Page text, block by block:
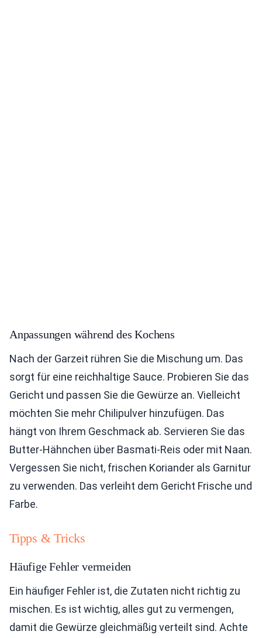
Anpassungen während des Kochens
Nach der Garzeit rühren Sie die Mischung um. Das
sorgt für eine reichhaltige Sauce. Probieren Sie das
Gericht und passen Sie die Gewürze an. Vielleicht
möchten Sie mehr Chilipulver hinzufügen. Das
hängt von Ihrem Geschmack ab. Servieren Sie das
Butter-Hähnchen über Basmati-Reis oder mit Naan.
Vergessen Sie nicht, frischen Koriander als Garnitur
zu verwenden. Das verleiht dem Gericht Frische und
Farbe.
Tipps & Tricks
Häufige Fehler vermeiden
Ein häufiger Fehler ist, die Zutaten nicht richtig zu
mischen. Es ist wichtig, alles gut zu vermengen,
damit die Gewürze gleichmäßig verteilt sind. Achte